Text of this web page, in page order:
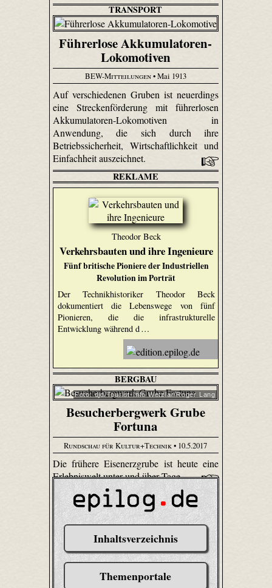
TRANSPORT
Führerlose Akkumulatoren-
Lokomotiven
BEW-Mitteilungen• Mai 1913
Auf verschiedenen Gruben ist neuerdings
eine Streckenförderung mit führerlosen
Akkumulatoren-Lokomotiven in
Anwendung, die sich durch ihre
Betriebssicherheit, Wirtschaftlichkeit und
Einfachheit auszeichnet.
REKLAME
Theodor Beck
Verkehrsbauten und ihre Ingenieure
Fünf britische Pioniere der Industriellen
Revolution im Porträt
Der Technikhistoriker Theodor Beck
dokumentiert die Lebenswege von fünf
Pionieren, die die infrastrukturelle
Entwicklung während d …
BERGBAU
Foto: djd/Tourist-Info Wetzlar/Roger Lang
Besucherbergwerk Grube
Fortuna
Rundschau für Kultur+Technik• 10.5.2017
Die frühere Eisenerzgrube ist heute eine
Erlebniswelt unter und über Tage.
Inhaltsverzeichnis
Themenportale